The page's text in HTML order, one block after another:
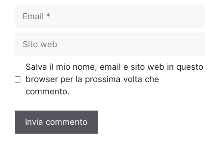
Email
Sito
web
Salva il mio nome, email e sito web in questo
browser per la prossima volta che
commento.